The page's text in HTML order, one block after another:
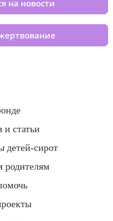
на новости
и статьи
детей-сирот